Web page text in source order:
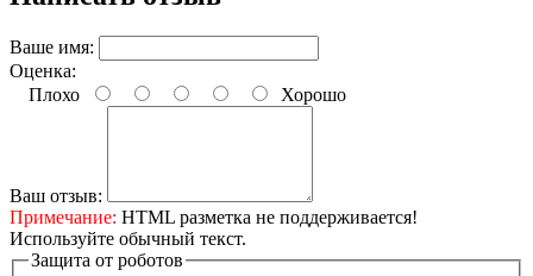
Ваше имя:
Оценка:
Плохо
Хорошо
Ваш отзыв:
Примечание: HTML разметка не поддерживается!
Используйте обычный текст.
Защита от роботов